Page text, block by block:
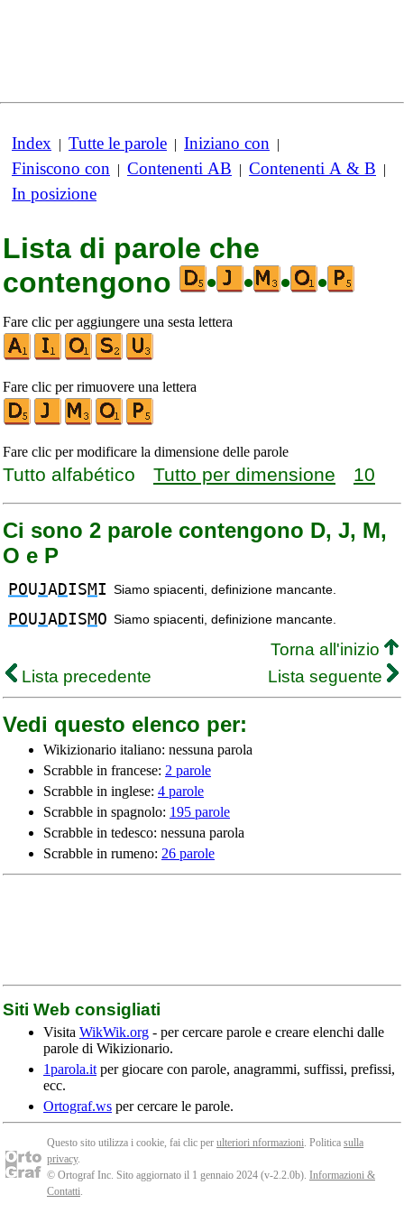
Index | Tutte le parole | Iniziano con |
Finiscono con | Contenenti AB | Contenenti A & B |
In posizione
Lista di parole che
contengono
• • • •
Fare clic per aggiungere una sesta lettera
Fare clic per rimuovere una lettera
Fare clic per modificare la dimensione delle parole
Tutto alfabético Tutto per dimensione 10
Ci sono 2 parole contengono D, J, M,
O e P
POUJADISMI Siamo spiacenti, definizione mancante.
POUJADISMO Siamo spiacenti, definizione mancante.
Torna all'inizio
Lista precedente
Lista seguente
Vedi questo elenco per:
Wikizionario italiano: nessuna parola
Scrabble in francese: 2 parole
Scrabble in inglese: 4 parole
Scrabble in spagnolo: 195 parole
Scrabble in tedesco: nessuna parola
Scrabble in rumeno: 26 parole
Siti Web consigliati
Visita WikWik.org - per cercare parole e creare elenchi dalle
parole di Wikizionario.
1parola.it per giocare con parole, anagrammi, suffissi, prefissi,
ecc.
Ortograf.ws per cercare le parole.
Questo sito utilizza i cookie, fai clic per ulteriori nformazioni. Politica sulla
privacy.
© Ortograf Inc. Sito aggiornato il 1 gennaio 2024 (v-2.2.0b). Informazioni &
Contatti.